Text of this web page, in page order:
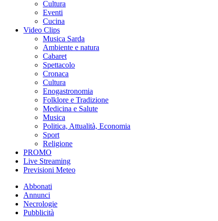
Cultura
Eventi
Cucina
Video Clips
Musica Sarda
Ambiente e natura
Cabaret
Spettacolo
Cronaca
Cultura
Enogastronomia
Folklore e Tradizione
Medicina e Salute
Musica
Politica, Attualità, Economia
Sport
Religione
PROMO
Live Streaming
Previsioni Meteo
Abbonati
Annunci
Necrologie
Pubblicità